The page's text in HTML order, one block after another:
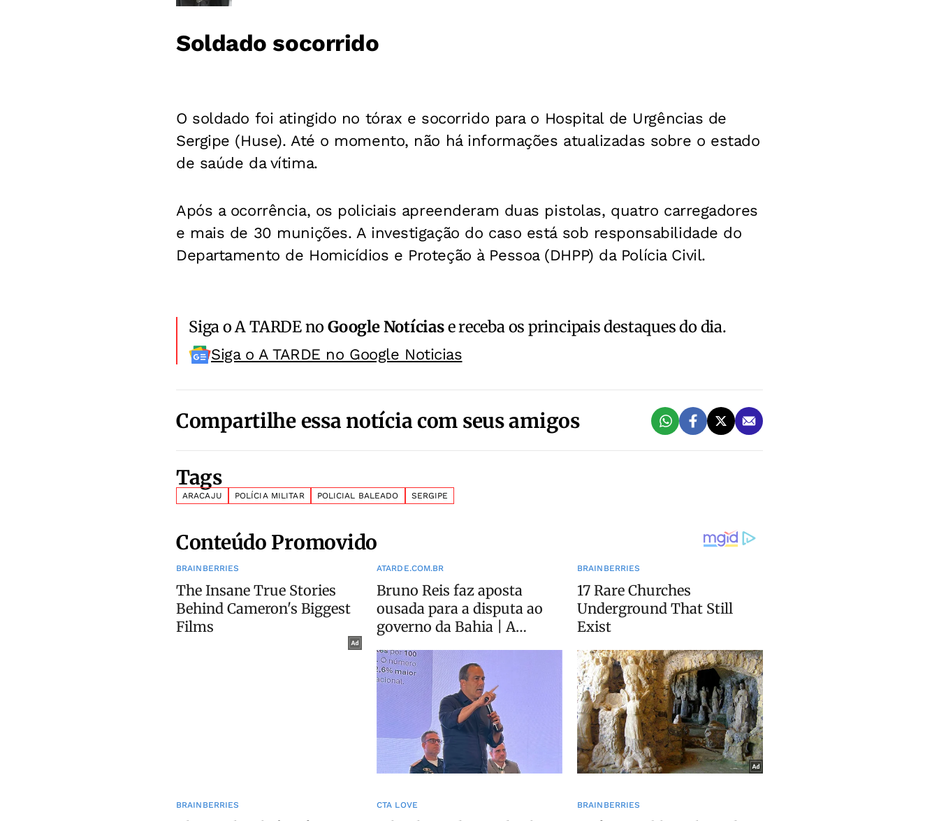
Soldado socorrido
O soldado foi atingido no tórax e socorrido para o Hospital de Urgências de
Sergipe (Huse). Até o momento, não há informações atualizadas sobre o estado
de saúde da vítima.
Após a ocorrência, os policiais apreenderam duas pistolas, quatro carregadores
e mais de 30 munições. A investigação do caso está sob responsabilidade do
Departamento de Homicídios e Proteção à Pessoa (DHPP) da Polícia Civil.
Siga o A TARDE noGoogle Notíciase receba os principais destaques do dia.
Siga o A TARDE no Google Noticias
Compartilhe essa notícia com seus amigos
Tags
ARACAJU POLÍCIA MILITAR POLICIAL BALEADO SERGIPE